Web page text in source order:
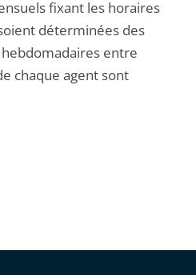
fixant les horaires
déterminées des
entre
chaque agent sont